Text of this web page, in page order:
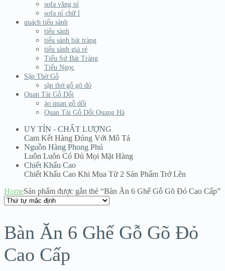
sofa văng nỉ
sofa nỉ chữ l
quách tiểu sành
tiểu sành
tiểu sành bát tràng
tiểu sành giá rẻ
Tiểu Sứ Bát Tràng
Tiểu Ngọc
Sập Thờ Gỗ
sập thờ gỗ gõ đỏ
Quan Tài Gỗ Dổi
áo quan gỗ dổi
Quan Tài Gỗ Dổi Quang Hà
UY TÍN - CHẤT LƯỢNG
Cam Kết Hàng Đúng Với Mô Tả
Nguồn Hàng Phong Phú
Luôn Luôn Có Đủ Mọi Mặt Hàng
Chiết Khấu Cao
Chiết Khấu Cao Khi Mua Từ 2 Sản Phẩm Trở Lên
HomeSản phẩm được gắn thẻ “Bàn Ăn 6 Ghế Gỗ Gõ Đỏ Cao Cấp”
Bàn Ăn 6 Ghế Gỗ Gõ Đỏ
Cao Cấp